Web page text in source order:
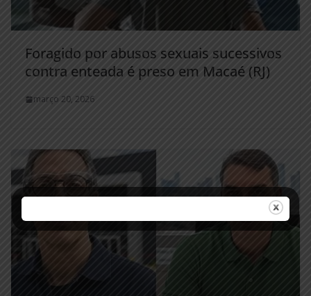
Foragido por abusos sexuais sucessivos
contra enteada é preso em Macaé (RJ)
março 20, 2026